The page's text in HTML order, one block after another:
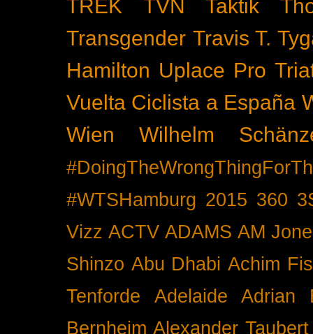
TREK
TVN Taktik
Transgender Travis T.
Hamilton Uplace Pro
Vuelta Ciclista a España
Wien
Wilhelm
#WTSHamburg 2015 360
Vizz ACTV ADAMS AM
Shinzo Abu Dhabi Achim
Tenforde
Adelaide
Adrian
Bernheim Alexander Taubert